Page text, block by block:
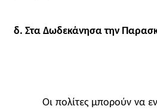
δ. Στα Δωδεκάνησα την
Οι πολίτες μπορούν να